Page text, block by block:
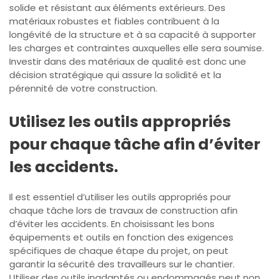
solide et résistant aux éléments extérieurs. Des
matériaux robustes et fiables contribuent à la
longévité de la structure et à sa capacité à supporter
les charges et contraintes auxquelles elle sera soumise.
Investir dans des matériaux de qualité est donc une
décision stratégique qui assure la solidité et la
pérennité de votre construction.
Utilisez les outils appropriés
pour chaque tâche afin d’éviter
les accidents.
Il est essentiel d’utiliser les outils appropriés pour
chaque tâche lors de travaux de construction afin
d’éviter les accidents. En choisissant les bons
équipements et outils en fonction des exigences
spécifiques de chaque étape du projet, on peut
garantir la sécurité des travailleurs sur le chantier.